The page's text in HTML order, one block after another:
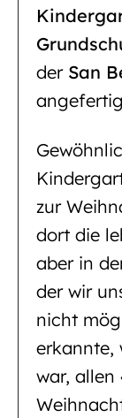
der San
zur
dort die
aber in
der wir
nicht
erkannte,
war, allen